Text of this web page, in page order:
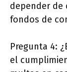
depender de
fondos de
Pregunta 4:
el